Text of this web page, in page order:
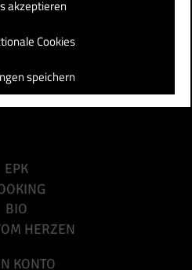
akzeptieren
Cookies
speichern
EPK
BIO
HERZEN
KONTO